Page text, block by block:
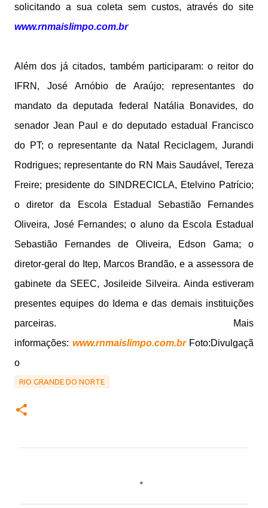
solicitando a sua coleta sem custos, através do site
www.rnmaislimpo.com.br
Além dos já citados, também participaram: o reitor do
IFRN, José Arnóbio de Araújo; representantes do
mandato da deputada federal Natália Bonavides, do
senador Jean Paul e do deputado estadual Francisco
do PT; o representante da Natal Reciclagem, Jurandi
Rodrigues; representante do RN Mais Saudável, Tereza
Freire; presidente do SINDRECICLA, Etelvino Patrício;
o diretor da Escola Estadual Sebastião Fernandes
Oliveira, José Fernandes; o aluno da Escola Estadual
Sebastião Fernandes de Oliveira, Edson Gama; o
diretor-geral do Itep, Marcos Brandão, e a assessora de
gabinete da SEEC, Josileide Silveira. Ainda estiveram
presentes equipes do Idema e das demais instituições
parceiras.
Mais
informações: www.rnmaislimpo.com.br Foto:Divulgaçã
o
RIO GRANDE DO NORTE